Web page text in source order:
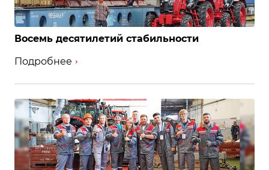
Восемь десятилетий стабильности
Подробнее